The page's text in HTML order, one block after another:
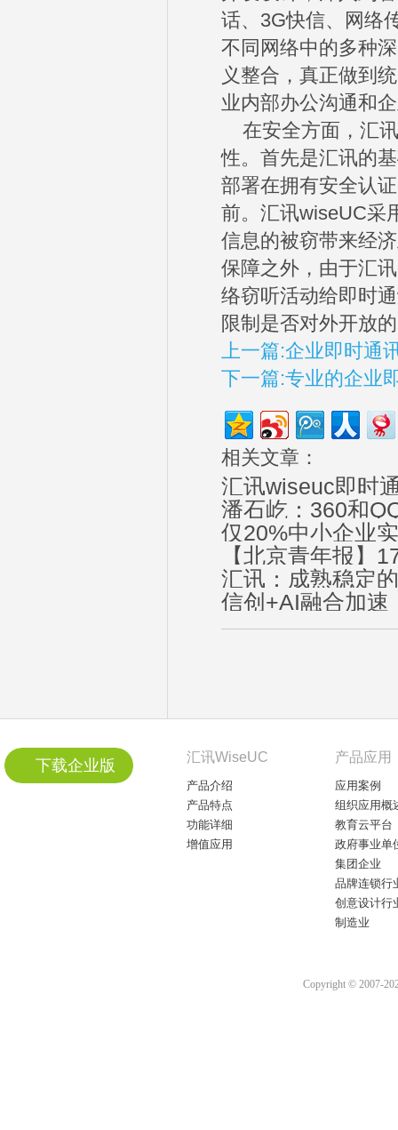
话、3G快信、网络
不同网络中的多种
义整合，真正做到
业内部办公沟通和
在安全方面，汇
性。首先是汇讯的
部署在拥有安全认
前。汇讯wiseUC采
信息的被窃带来经
保障之外，由于汇
络窃听活动给即时
限制是否对外开放
上一篇:企业即时通
下一篇:专业的企业
相关文章：
汇讯wiseuc即时
潘石屹：360和
仅20%中小企业
【北京青年报】
汇讯：成熟稳定
信创+AI融合加速
下载企业版 汇讯WiseUC
产品介绍
产品特点
功能详细
增值应用
产品应用
应用案例
组织应用概
教育云平台
政府事业单
集团企业
品牌连锁行
创意设计行
制造业
Copyright © 2007-